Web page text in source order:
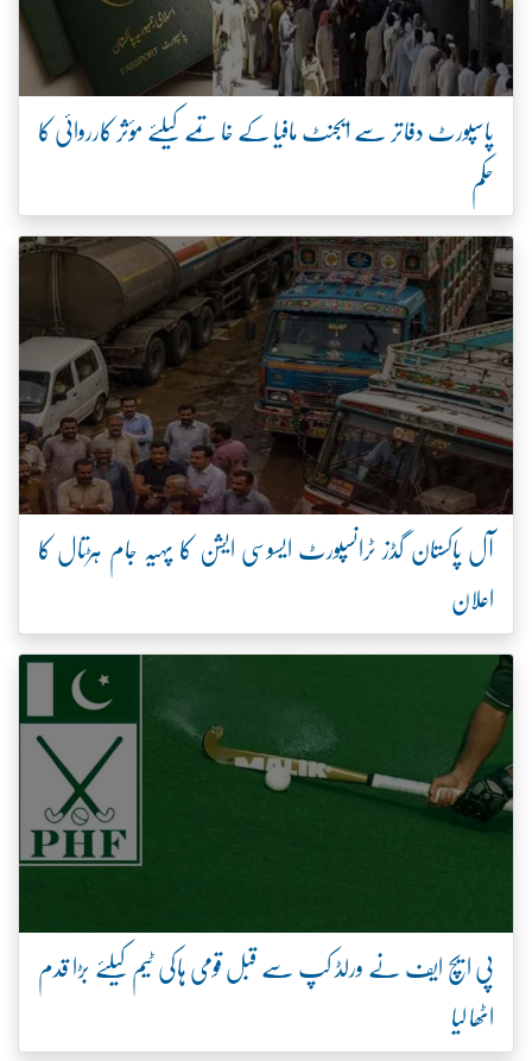
پاسپورٹ دفاتر سے ایجنٹ مافیا کے خاتمے کیلئے مؤثر کارروائی کا
حکم
آل پاکستان گڈز ٹرانسپورٹ ایسوسی ایشن کا پہیہ جام ہڑتال کا
اعلان
پی ایچ ایف نے ورلڈ کپ سے قبل قومی ہاکی ٹیم کیلئے بڑا قدم
اٹھا لیا